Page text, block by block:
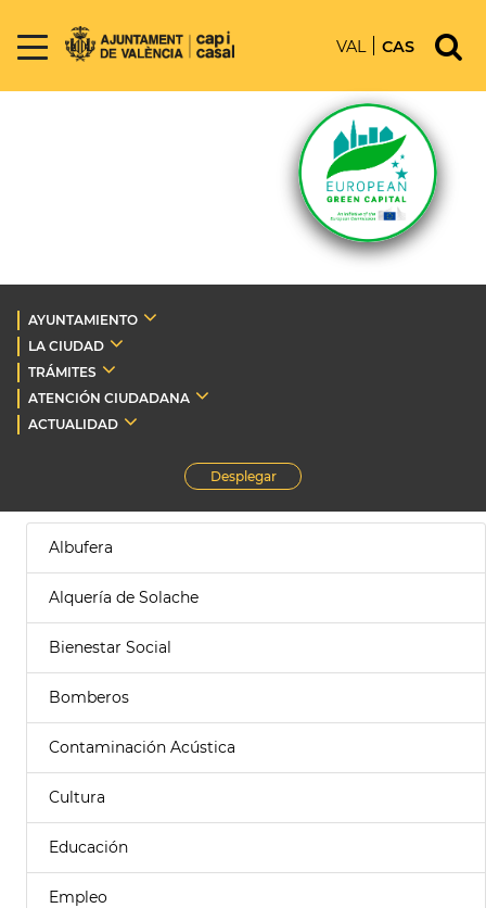
VAL CAS
AYUNTAMIENTO
LA CIUDAD
TRÁMITES
ATENCIÓN CIUDADANA
ACTUALIDAD
Desplegar
Albufera
Alquería de Solache
Bienestar Social
Bomberos
Contaminación Acústica
Cultura
Educación
Empleo